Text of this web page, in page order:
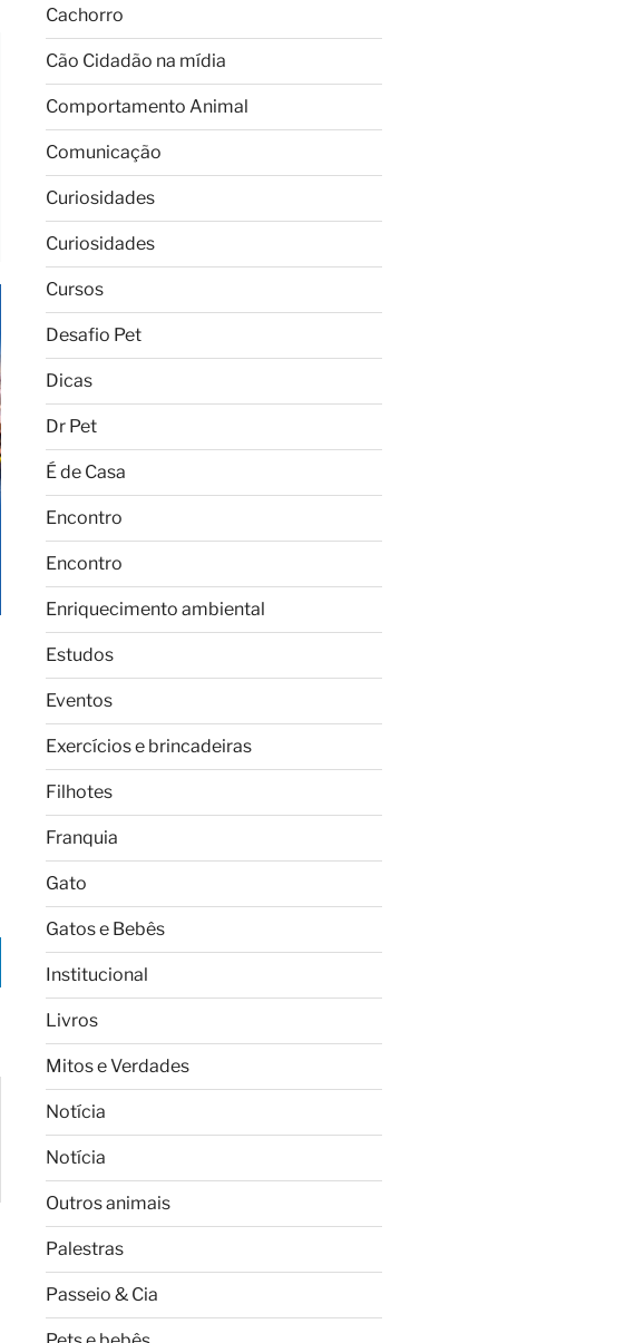
Cachorro
Cão Cidadão na mídia
Comportamento Animal
Comunicação
Curiosidades
Curiosidades
Cursos
Desafio Pet
Dicas
Dr Pet
É de Casa
Encontro
Encontro
Enriquecimento ambiental
Estudos
Eventos
Exercícios e brincadeiras
Filhotes
Franquia
Gato
Gatos e Bebês
Institucional
Livros
Mitos e Verdades
Notícia
Notícia
Outros animais
Palestras
Passeio & Cia